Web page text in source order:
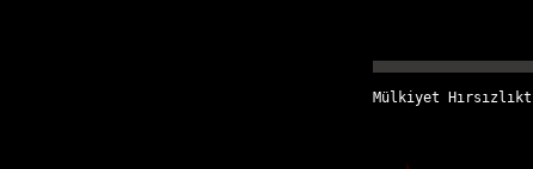
Mülkiyet